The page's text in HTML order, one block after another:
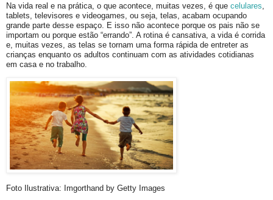
Na vida real e na prática, o que acontece, muitas vezes, é que celulares
tablets, televisores e videogames, ou seja, telas, acabam ocupando
grande parte desse espaço. E isso não acontece porque os pais não se
importam ou porque estão “errando”. A rotina é cansativa, a vida é corrida
e, muitas vezes, as telas se tornam uma forma rápida de entreter as
crianças enquanto os adultos continuam com as atividades cotidianas
em casa e no trabalho.
Foto Ilustrativa: Imgorthand by Getty Images